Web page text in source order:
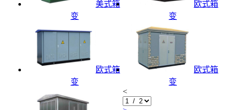
美式箱
变
欧式箱
变
欧式箱
变
欧式箱
变
<